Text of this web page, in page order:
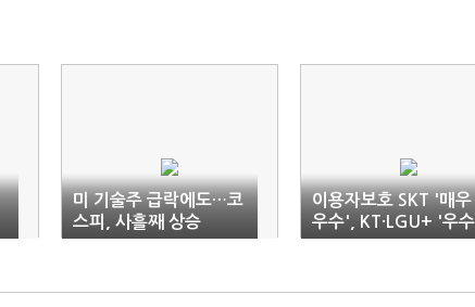
미 기술주 급락에도…코
스피, 사흘째 상승
이용자보호 SKT '매우
우수', KT·LGU+ '우수
넷플·메타 '미흡'